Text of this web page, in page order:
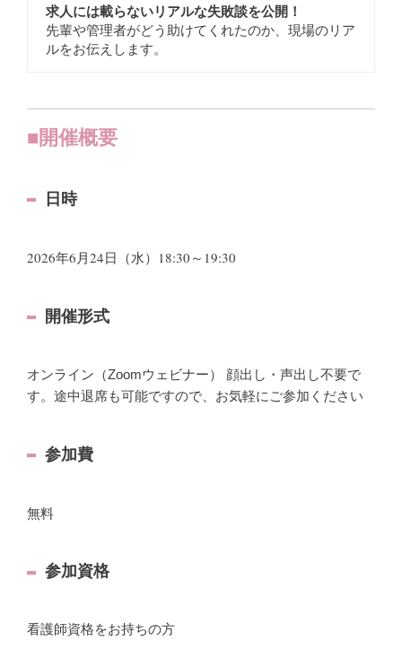
求人には載らないリアルな失敗談を公開！
先輩や管理者がどう助けてくれたのか、現場のリア
ルをお伝えします。
■開催概要
日時
2026年6月24日（水）18:30～19:30
開催形式
オンライン（Zoomウェビナー） 顔出し・声出し不要で
す。途中退席も可能ですので、お気軽にご参加ください
参加費
無料
参加資格
看護師資格をお持ちの方